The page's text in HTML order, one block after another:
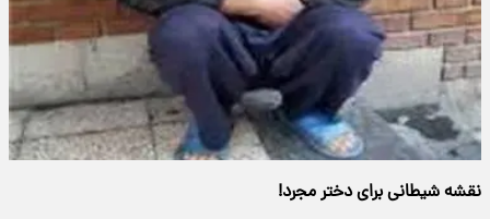
نقشه شیطانی برای دختر مجرد!